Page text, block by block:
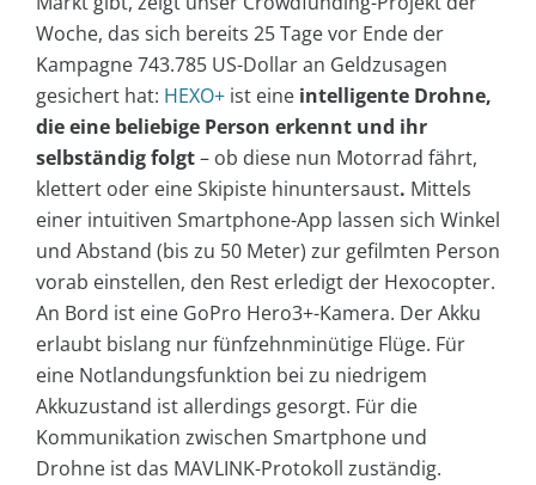
Woche, das sich bereits 25 Tage vor Ende der
Kampagne 743.785 US-Dollar an Geldzusagen
gesichert hat: HEXO+ ist eine intelligente Drohne,
die eine beliebige Person erkennt und ihr
selbständig folgt– ob diese nun Motorrad fährt,
klettert oder eine Skipiste hinuntersaust. Mittels
einer intuitiven Smartphone-App lassen sich Winkel
und Abstand (bis zu 50 Meter) zur gefilmten Person
vorab einstellen, den Rest erledigt der Hexocopter.
An Bord ist eine GoPro Hero3+-Kamera. Der Akku
erlaubt bislang nur fünfzehnminütige Flüge. Für
eine Notlandungsfunktion bei zu niedrigem
Akkuzustand ist allerdings gesorgt. Für die
Kommunikation zwischen Smartphone und
Drohne ist das MAVLINK-Protokoll zuständig.